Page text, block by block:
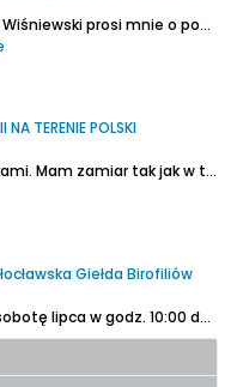
Jak co roku organizator Janusz Wiśniewski prosi mnie o podanie informacji.
TERENIE POLSKI
Rok 2020 zbliża się dużymi krokami. Mam zamiar tak jak w tym roku prowadzić kalendarz giełd kolekcjonerskich dla piwomaniaków organizowanych na terenie Polski.
Giełda Birofiliów
Giełda tradycyjnie w ostatnią sobotę lipca w godz. 10:00 do 14:00. w Przystani nad Wisłą. Kuchnia czynna od 13:00. Piwo od 10:00 z Kompanii Piwowarskiej - Lech zero, Książęce, Kozel.